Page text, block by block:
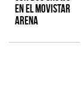
en el Movistar
Arena